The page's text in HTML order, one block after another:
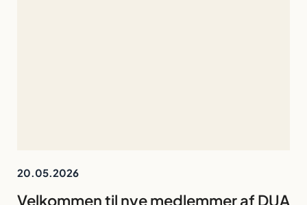
20.05.2026
Velkommen til nye medlemmer af DUA